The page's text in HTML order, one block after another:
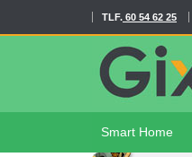
TLF. 60 54 62 25
Smart Home